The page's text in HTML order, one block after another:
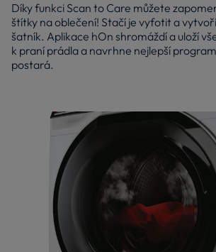
Díky funkci Scan to Care můžete
štítky na oblečení! Stačí je vyfotit a
šatník. Aplikace hOn shromáždí a uloží
k praní prádla a navrhne nejlepší
postará.